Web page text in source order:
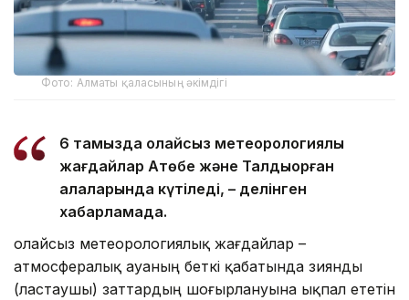
Фото: Алматы қаласының әкімдігі
6 тамызда қолайсыз метеорологиялық
жағдайлар Ақтөбе және Талдықорған
қалаларында күтіледі, – делінген
хабарламада.
Қолайсыз метеорологиялық жағдайлар –
атмосфералық ауаның беткі қабатында зиянды
(ластаушы) заттардың шоғырлануына ықпал ететін